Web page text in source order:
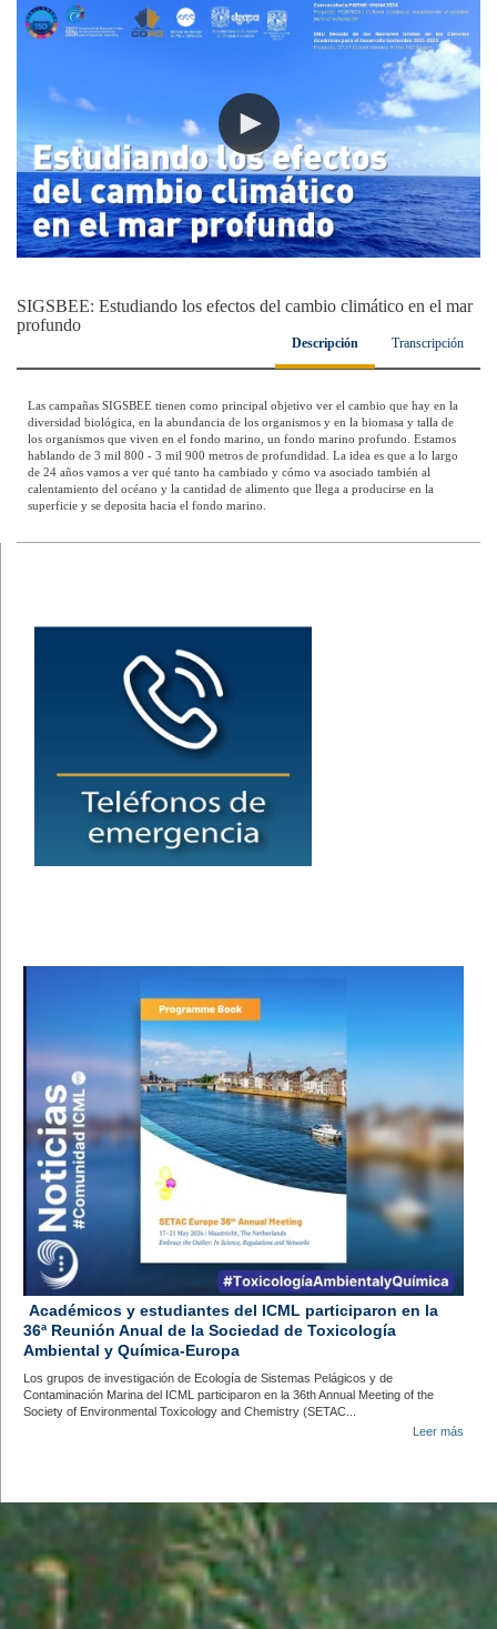
SIGSBEE: Estudiando los efectos del cambio climático en el mar
profundo
Transcripción
Descripción
Las campañas SIGSBEE tienen como principal objetivo ver el cambio que hay en la
diversidad biológica, en la abundancia de los organismos y en la biomasa y talla de
los organismos que viven en el fondo marino, un fondo marino profundo. Estamos
hablando de 3 mil 800 - 3 mil 900 metros de profundidad. La idea es que a lo largo
de 24 años vamos a ver qué tanto ha cambiado y cómo va asociado también al
calentamiento del océano y la cantidad de alimento que llega a producirse en la
superficie y se deposita hacia el fondo marino.
Académicos y estudiantes del ICML participaron en la
36ª Reunión Anual de la Sociedad de Toxicología
Ambiental y Química-Europa
Los grupos de investigación de Ecología de Sistemas Pelágicos y de
Contaminación Marina del ICML participaron en la 36th Annual Meeting of the
Society of Environmental Toxicology and Chemistry (SETAC...
Leer más